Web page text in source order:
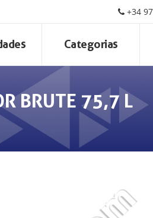
+34
Categorias
BRUTE 75,7 L